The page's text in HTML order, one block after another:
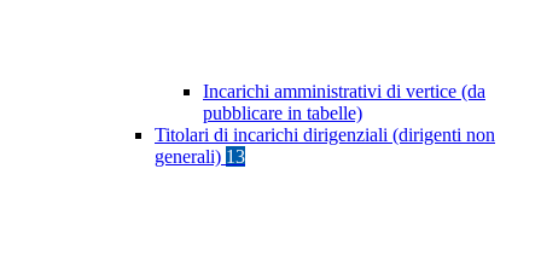
Incarichi amministrativi di vertice (da
pubblicare in tabelle)
Titolari di incarichi dirigenziali (dirigenti non
generali) 13